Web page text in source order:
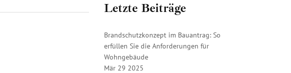
Letzte Beiträge
Brandschutzkonzept im Bauantrag: So
erfüllen Sie die Anforderungen für
Wohngebäude
Mär 29 2025